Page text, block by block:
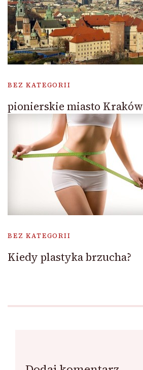
BEZ KATEGORII
pionierskie miasto Kraków
BEZ KATEGORII
Kiedy plastyka brzucha?